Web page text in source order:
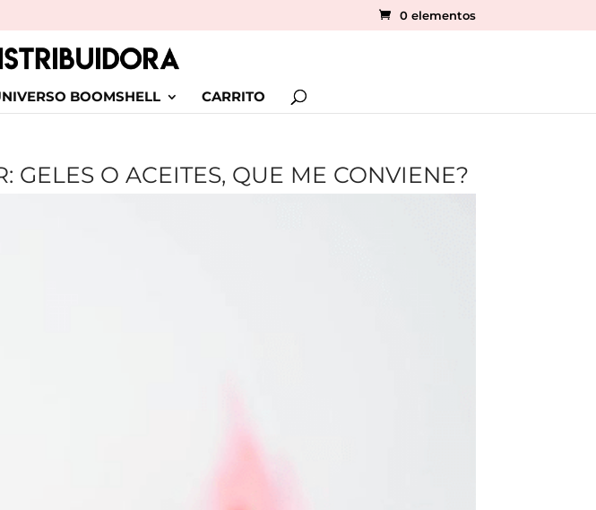
0 elementos
BOOMSHELL CARRITO
GELES O ACEITES, QUE ME CONVIENE?